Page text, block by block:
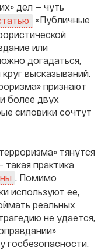
дел — чуть
«Публичные
или
догадаться,
высказываний.
признают
более двух
силовики сочтут
тянутся
практика
. Помимо
используют ее,
реальных
не удается,
госбезопасности.